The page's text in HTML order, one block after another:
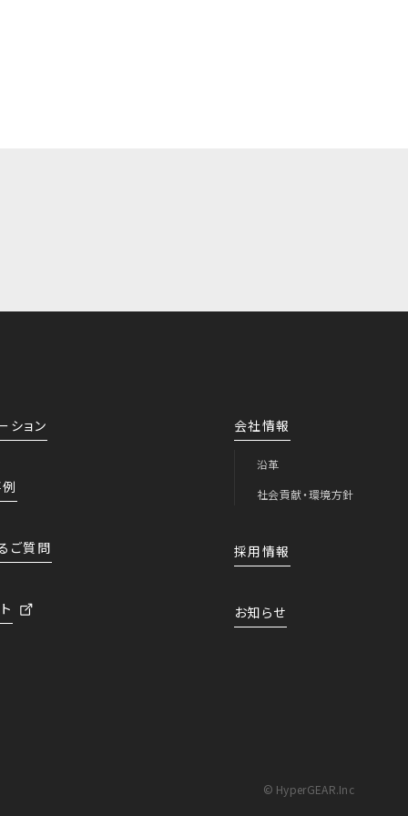
ション
ご質問
会社情報
沿革
社会貢献・環境方針
採用情報
お知らせ
© HyperGEAR.Inc